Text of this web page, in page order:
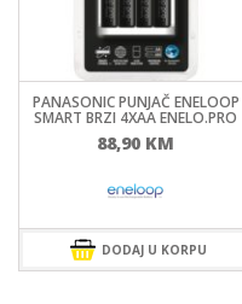
PANASONIC PUNJAČ ENELOOP
SMART BRZI 4XAA ENELO.PRO
88,90 KM
DODAJ U KORPU